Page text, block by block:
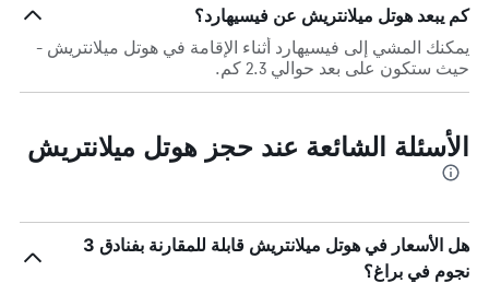
كم يبعد هوتل ميلانتريش عن فيسيهارد؟
يمكنك المشي إلى فيسيهارد أثناء الإقامة في هوتل ميلانتريش -
حيث ستكون على بعد حوالي 2.3 كم.
الأسئلة الشائعة عند حجز هوتل ميلانتريش
هل الأسعار في هوتل ميلانتريش قابلة للمقارنة بفنادق 3
نجوم في براغ؟